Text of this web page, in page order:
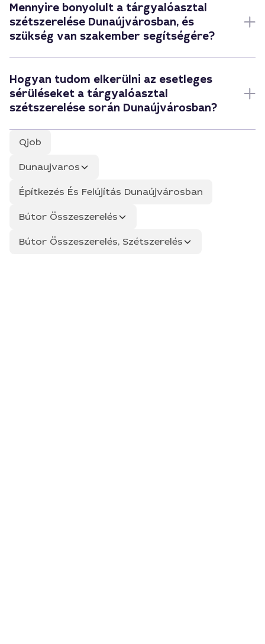
Mennyire bonyolult a tárgyalóasztal
szétszerelése Dunaújvárosban, és
szükség van szakember segítségére?
Hogyan tudom elkerülni az esetleges
sérüléseket a tárgyalóasztal
szétszerelése során Dunaújvárosban?
Qjob
Dunaujvaros
Építkezés És Felújítás Dunaújvárosban
Bútor Összeszerelés
Bútor Összeszerelés, Szétszerelés